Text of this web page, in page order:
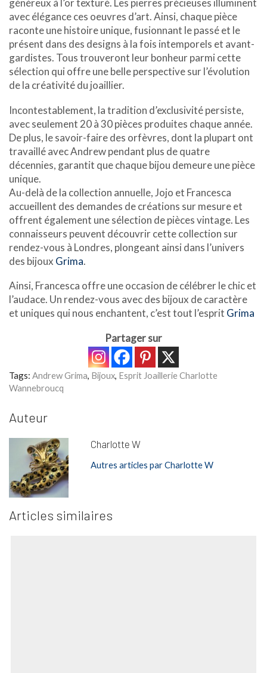
généreux à l’or texturé. Les pierres précieuses illuminent
avec élégance ces oeuvres d’art. Ainsi, chaque pièce
raconte une histoire unique, fusionnant le passé et le
présent dans des designs à la fois intemporels et avant-
gardistes. Tous trouveront leur bonheur parmi cette
sélection qui offre une belle perspective sur l’évolution
de la créativité du joaillier.
Incontestablement, la tradition d’exclusivité persiste,
avec seulement 20 à 30 pièces produites chaque année.
De plus, le savoir-faire des orfèvres, dont la plupart ont
travaillé avec Andrew pendant plus de quatre
décennies, garantit que chaque bijou demeure une pièce
unique.
Au-delà de la collection annuelle, Jojo et Francesca
accueillent des demandes de créations sur mesure et
offrent également une sélection de pièces vintage. Les
connaisseurs peuvent découvrir cette collection sur
rendez-vous à Londres, plongeant ainsi dans l’univers
des bijoux Grima.
Ainsi, Francesca offre une occasion de célébrer le chic et
l’audace. Un rendez-vous avec des bijoux de caractère
et uniques qui nous enchantent, c’est tout l’esprit Grima
Partager sur
Tags: Andrew Grima, Bijoux, Esprit Joaillerie Charlotte
Wannebroucq
Auteur
Charlotte W
Autres articles par Charlotte W
Articles similaires